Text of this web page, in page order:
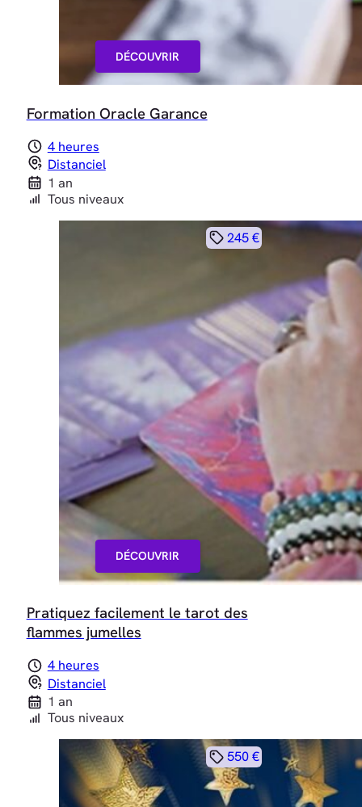
DÉCOUVRIR
Formation Oracle Garance
4 heures
Distanciel
1 an
Tous niveaux
DÉCOUVRIR
245 €
Pratiquez facilement le tarot des
flammes jumelles
4 heures
Distanciel
1 an
Tous niveaux
550 €